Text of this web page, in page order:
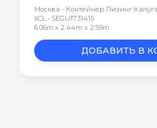
Москва - Контейнер Лизинг Калуга
IICL • SEGU1731415
6.06m x 2.44m x 2.59m
ДОБАВИТЬ В